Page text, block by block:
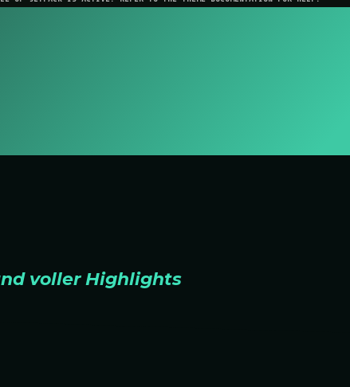
voller Highlights